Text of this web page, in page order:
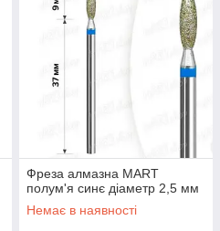
Фреза алмазна MART
полум'я синє діаметр 2,5 мм
Немає в наявності